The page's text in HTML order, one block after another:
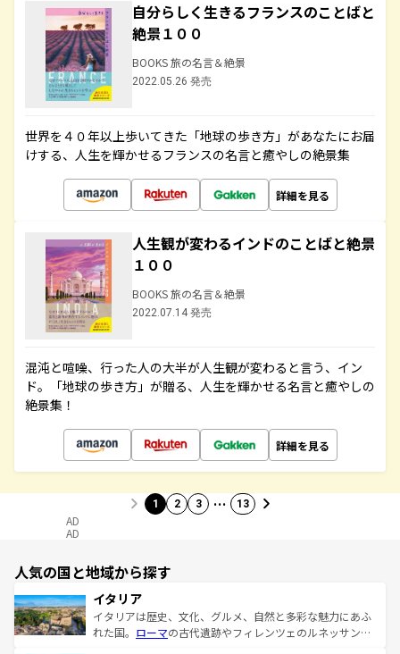
自分らしく生きるフランスのことばと
絶景１００
BOOKS 旅の名言＆絶景
2022.05.26 発売
世界を４０年以上歩いてきた「地球の歩き方」があなたにお届
けする、人生を輝かせるフランスの名言と癒やしの絶景集
詳細を見る
人生観が変わるインドのことばと絶景
１００
BOOKS 旅の名言＆絶景
2022.07.14 発売
混沌と喧噪、行った人の大半が人生観が変わると言う、イン
ド。「地球の歩き方」が贈る、人生を輝かせる名言と癒やしの
絶景集！
詳細を見る
1 2 3 … 13
AD
AD
人気の国と地域から探す
イタリア
イタリアは歴史、文化、グルメ、自然と多彩な魅力にあふ
れた国。 ローマの古代遺跡やフィレンツェのルネッサンス